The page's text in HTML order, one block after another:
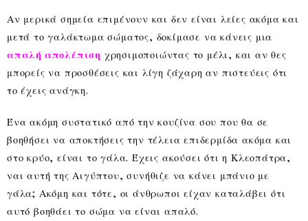
Αν μερικά σημεία επιμένουν και δεν είναι λείες ακόμα και
μετά το γαλάκτωμα σώματος, δοκίμασε να κάνεις μια
απαλή απολέπιση χρησιμοποιώντας το μέλι, και αν θες
μπορείς να προσθέσεις και λίγη ζάχαρη αν πιστεύεις ότι
το έχεις ανάγκη.
Ένα ακόμη συστατικό από την κουζίνα σου που θα σε
βοηθήσει να αποκτήσεις την τέλεια επιδερμίδα ακόμα και
στο κρύο, είναι το γάλα. Έχεις ακούσει ότι η Κλεοπάτρα,
ναι αυτή της Αιγύπτου, συνήθιζε να κάνει μπάνιο με
γάλα; Ακόμη και τότε, οι άνθρωποι είχαν καταλάβει ότι
αυτό βοηθάει το σώμα να είναι απαλό.